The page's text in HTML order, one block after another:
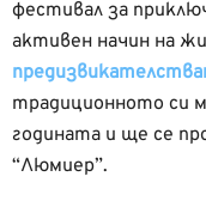
фестивал за
активен начин на
традиционното си
годината и ще се
“Люмиер”.